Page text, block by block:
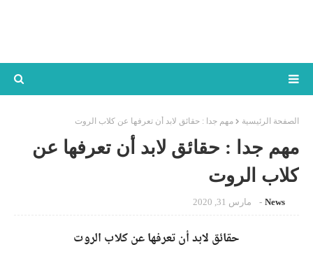
الصفحة الرئيسية مهم جدا : حقائق لابد أن تعرفها عن كلاب الروت
مهم جدا : حقائق لابد أن تعرفها عن
كلاب الروت
News مارس 31, 2020
حقائق لابد أن تعرفها عن كلاب الروت